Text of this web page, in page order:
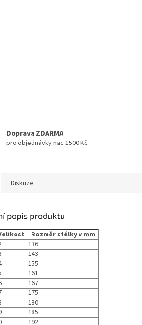
Doprava ZDARMA
pro objednávky nad 1500 Kč
Diskuze
popis produktu
Rozměr stélky v mm
136
143
155
161
167
175
180
185
192